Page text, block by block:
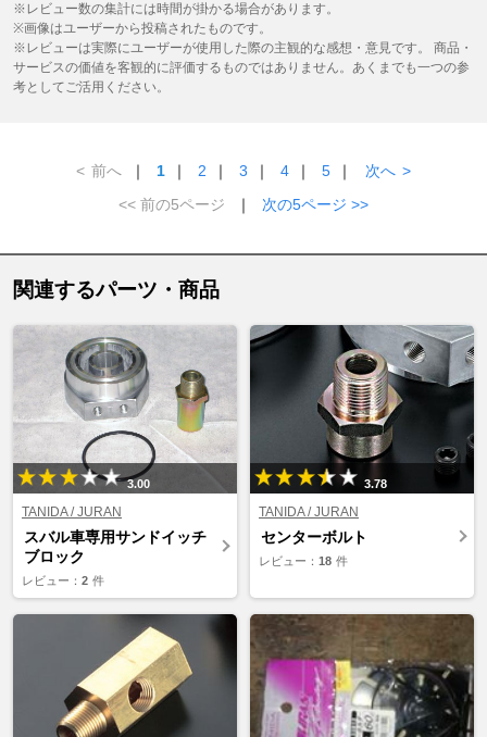
※レビュー数の集計には時間が掛かる場合があります。
※画像はユーザーから投稿されたものです。
※レビューは実際にユーザーが使用した際の主観的な感想・意見です。 商品・
サービスの価値を客観的に評価するものではありません。あくまでも一つの参
考としてご活用ください。
< 前へ ｜ 1 ｜ 2 ｜ 3 ｜ 4 ｜ 5 ｜ 次へ >
<< 前の5ページ
｜ 次の5ページ >>
関連するパーツ・商品
3.00
TANIDA / JURAN
スバル車専用サンドイッチ
ブロック
レビュー： 2 件
3.78
TANIDA / JURAN
センターボルト
レビュー： 18 件